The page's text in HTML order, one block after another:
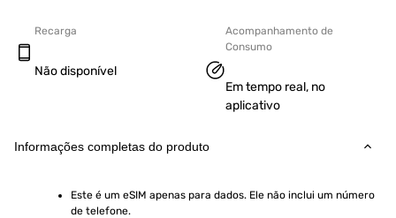
Recarga
Não disponível
Acompanhamento de
Consumo
Em tempo real, no
aplicativo
Informações completas do produto
Este é um eSIM apenas para dados. Ele não inclui um número
de telefone.